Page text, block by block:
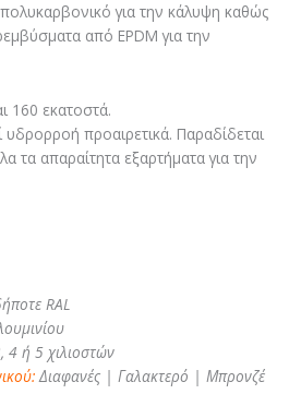
για την κάλυψη καθώς
από EPDM για την
160 εκατοστά.
προαιρετικά. Παραδίδεται
τα απαραίτητα εξαρτήματα για την
RAL
4 ή 5 χιλιοστών
Διαφανές | Γαλακτερό | Μπρονζέ